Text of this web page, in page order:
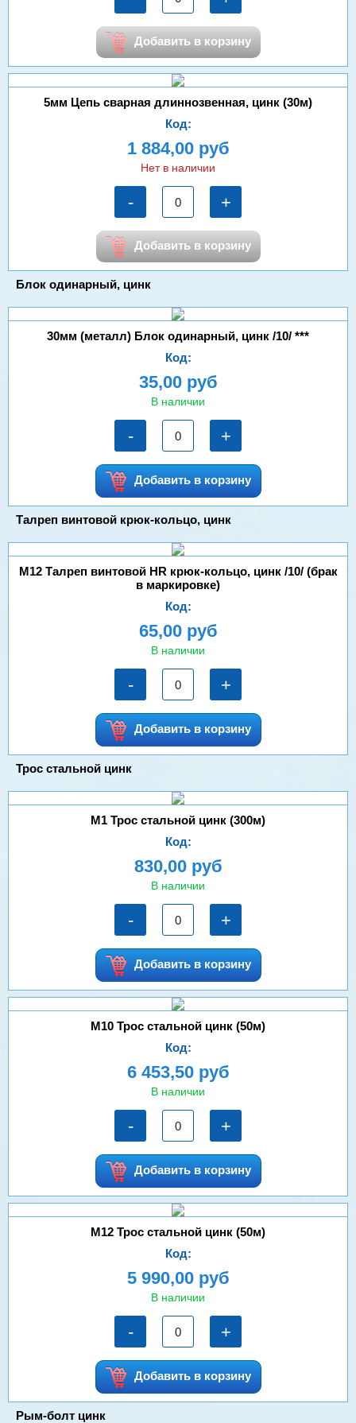
Добавить в корзину
5мм Цепь сварная длиннозвенная, цинк (30м)
Код:
1 884,00 руб
Нет в наличии
- +
Добавить в корзину
Блок одинарный, цинк
30мм (металл) Блок одинарный, цинк /10/ ***
Код:
35,00 руб
В наличии
- +
Добавить в корзину
Талреп винтовой крюк-кольцо, цинк
М12 Талреп винтовой HR крюк-кольцо, цинк /10/ (брак
в маркировке)
Код:
65,00 руб
В наличии
- +
Добавить в корзину
Трос стальной цинк
М1 Трос стальной цинк (300м)
Код:
830,00 руб
В наличии
- +
Добавить в корзину
М10 Трос стальной цинк (50м)
Код:
6 453,50 руб
В наличии
- +
Добавить в корзину
М12 Трос стальной цинк (50м)
Код:
5 990,00 руб
В наличии
- +
Добавить в корзину
Рым-болт цинк